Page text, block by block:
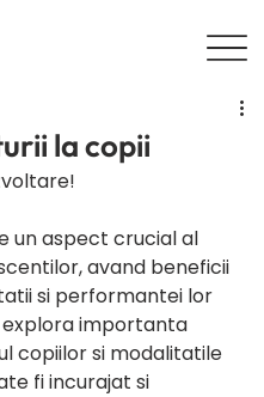
la copii
un aspect crucial al
avand beneficii
si performantei lor
explora importanta
copiilor si modalitatile
fi incurajat si